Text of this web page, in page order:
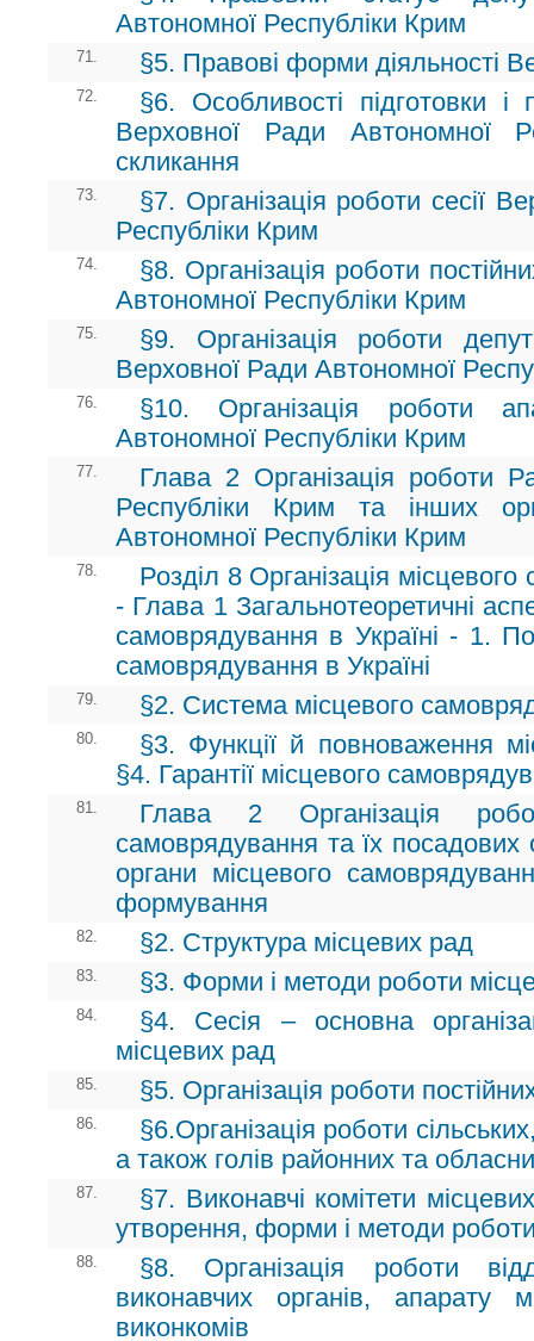
Автономної Республіки Крим
71. §5. Правові форми діяльності
72.
§6. Особливості підготовки і
Верховної Ради Автономної
скликання
73.
§7. Організація роботи сесії
Республіки Крим
74.
§8. Організація роботи
Автономної Республіки Крим
75.
§9. Організація роботи
Верховної Ради Автономної
76.
§10. Організація роботи
Автономної Республіки Крим
77.
Глава 2 Організація роботи
Республіки Крим та інших
Автономної Республіки Крим
78.
Розділ 8 Організація
- Глава 1 Загальнотеоретичні
самоврядування в Україні - 1.
самоврядування в Україні
79. §2. Система місцевого
80.
§3. Функції й повноваження
§4. Гарантії місцевого
81.
Глава 2 Організація
самоврядування та їх посадових
органи місцевого
формування
82. §2. Структура місцевих рад
83. §3. Форми і методи роботи
84.
§4. Сесія – основна
місцевих рад
85. §5. Організація роботи
86.
§6.Організація роботи
а також голів районних та
87.
§7. Виконавчі комітети
утворення, форми і методи
88.
§8. Організація роботи
виконавчих органів, апарату
виконкомів